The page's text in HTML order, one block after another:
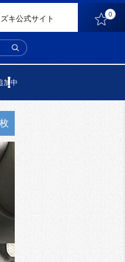
キ公式サイト 0
加中